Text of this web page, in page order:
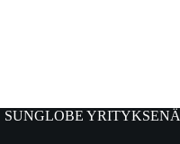
SUNGLOBE YRITYKSENÄ